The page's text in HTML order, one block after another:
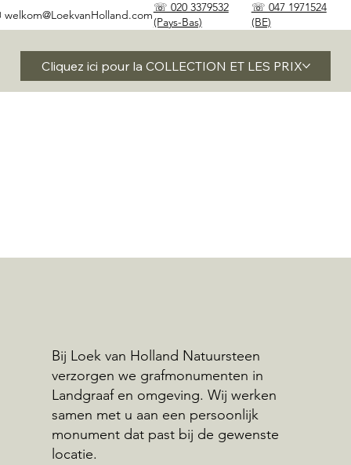
☏ 020 3379532
(Pays-Bas)
☏ 047 1971524
(BE)
welkom@LoekvanHolland.com
Cliquez ici pour la COLLECTION ET LES PRIX
Bij Loek van Holland Natuursteen
verzorgen we grafmonumenten in
Landgraaf en omgeving. Wij werken
samen met u aan een persoonlijk
monument dat past bij de gewenste
locatie.